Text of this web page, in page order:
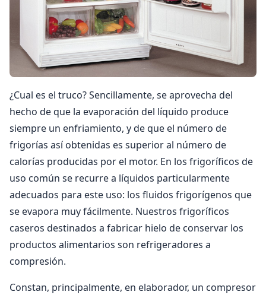
¿Cual es el truco? Sencillamente, se aprovecha del
hecho de que la evaporación del líquido produce
siempre un enfriamiento, y de que el número de
frigorías así obtenidas es superior al número de
calorías producidas por el motor. En los frigoríficos de
uso común se recurre a líquidos particularmente
adecuados para este uso: los fluidos frigorígenos que
se evapora muy fácilmente. Nuestros frigoríficos
caseros destinados a fabricar hielo de conservar los
productos alimentarios son refrigeradores a
compresión.
Constan, principalmente, en elaborador, un compresor